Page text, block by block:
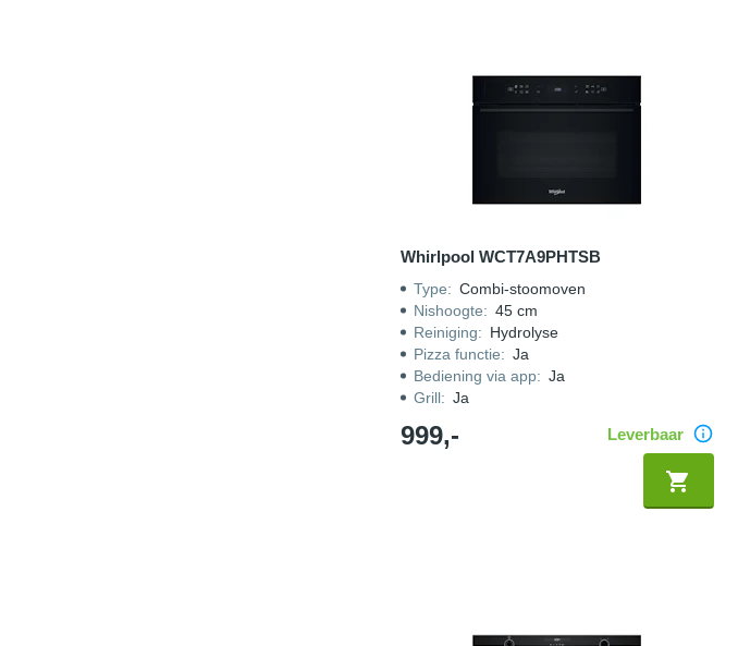
Whirlpool WCT7A9PHTSB
Type: Combi-stoomoven
Nishoogte: 45 cm
Reiniging: Hydrolyse
Pizza functie: Ja
Bediening via app: Ja
Grill: Ja
999,- Leverbaar